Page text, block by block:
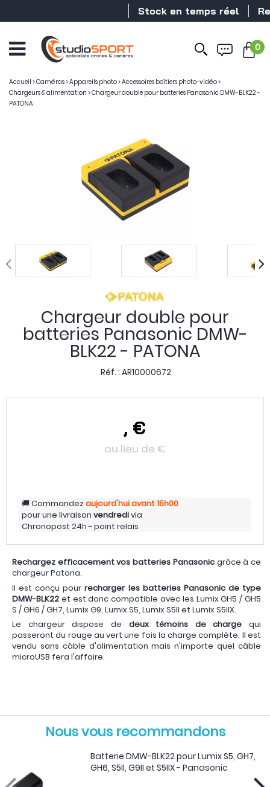
Stock en temps réel
menu
0
Accueil >Caméras>Appareils photo>Accessoires boîtiers photo-vidéo>
Chargeurs & alimentation >Chargeur double pour batteries Panasonic DMW-BLK22 -
PATONA
Chargeur double pour
batteries Panasonic DMW-
BLK22 - PATONA
Réf. : AR10000672
, €
au lieu de €
Commandezaujourd'huiavant 15h00
pour une livraison vendredivia
Chronopost 24h - point relais
Rechargez efficacement vos batteries Panasonicgrâce à ce
chargeur Patona.
Il est conçu pourrecharger les batteries Panasonic de type
DMW-BLK22 et est donc compatible avec les Lumix GH5 / GH5
S / GH6 / GH7, Lumix G9, Lumix S5, Lumix S5II et Lumix S5IIX.
Le chargeur dispose de deux témoins de charge qui
passeront du rouge au vert une fois la charge complète. Il est
vendu sans câble d'alimentation mais n'importe quel câble
microUSB fera l'affaire.
Nous vous recommandons
Batterie DMW-BLK22 pour Lumix S5, GH7,
GH6, S5II, G9II et S5IIX - Panasonic